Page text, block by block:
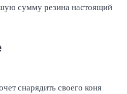
сумму резина настоящий
снарядить своего коня